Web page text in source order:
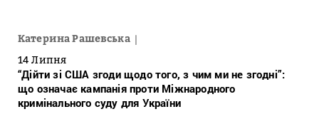
Катерина Рашевська
14 Липня
“Дійти зі США згоди щодо того, з чим ми не згодні”:
що означає кампанія проти Міжнародного
кримінального суду для України